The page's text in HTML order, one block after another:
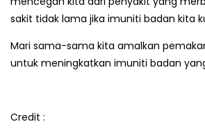
sakit tidak lama jika imuniti badan kita
Mari sama-sama kita amalkan
untuk meningkatkan imuniti badan
Credit :